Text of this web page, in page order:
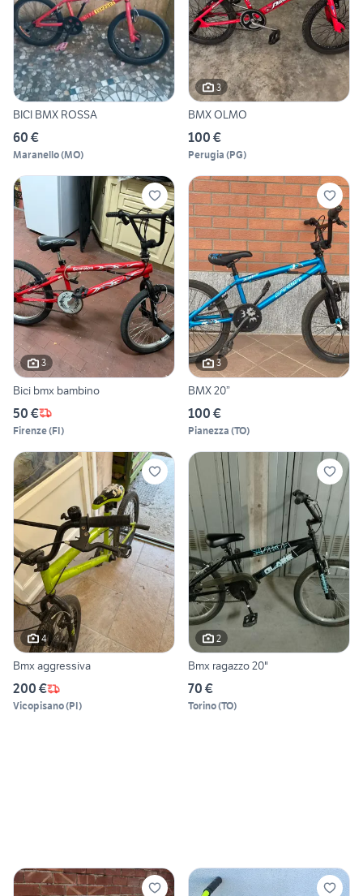
BICI BMX ROSSA
60 €
Maranello(MO)
3
BMX OLMO
100 €
Perugia (PG)
3
Bici bmx bambino
50 €
Firenze(FI)
3
BMX 20”
100 €
Pianezza (TO)
4
Bmx aggressiva
200 €
Vicopisano(PI)
2
Bmx ragazzo 20"
70 €
Torino(TO)